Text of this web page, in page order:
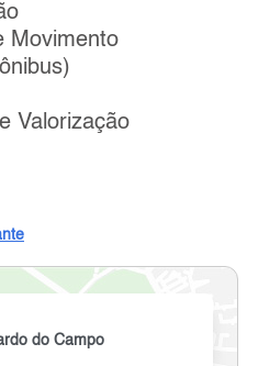
Movimento
Valorização
do Campo